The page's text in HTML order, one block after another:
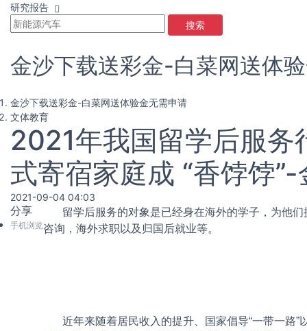
研究报告
搜索
金沙下载送彩金-白菜网送体
金沙下载送彩金-白菜网送体验金无需申请
文体教育
2021年我国留学后服务
式寄宿家庭成 “香饽饽
2021-09-04 04:03
分享
手机浏览
留学后服务的对象是已经身在海外的学子，为他们
咨询，海外求职以及归国后就业等。
近年来随着居民收入的提升、国家倡导“一带一路”